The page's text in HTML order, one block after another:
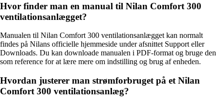
Hvor finder man en manual til Nilan Comfort 300
ventilationsanlægget?
Manualen til Nilan Comfort 300 ventilationsanlægget kan normalt
findes på Nilans officielle hjemmeside under afsnittet Support eller
Downloads. Du kan downloade manualen i PDF-format og bruge den
som reference for at lære mere om indstilling og brug af enheden.
Hvordan justerer man strømforbruget på et Nilan
Comfort 300 ventilationsanlæg?